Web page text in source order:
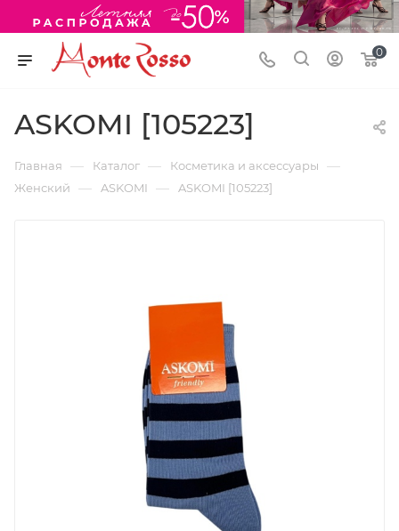
0
ASKOMI [105223]
Главная — Каталог — Косметика и аксессуары —
Женский — ASKOMI — ASKOMI [105223]